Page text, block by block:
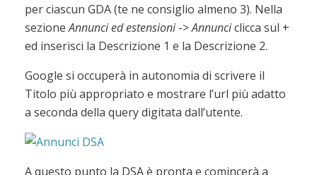
per ciascun GDA (te ne consiglio almeno 3). Nella
sezioneAnnunci ed estensioni->Annunciclicca sul +
ed inserisci la Descrizione 1 e la Descrizione 2.
Google si occuperà in autonomia di scrivere il
Titolo più appropriato e mostrare l’url più adatto
a seconda della query digitata dall’utente.
A questo punto la DSA è pronta e comincerà a